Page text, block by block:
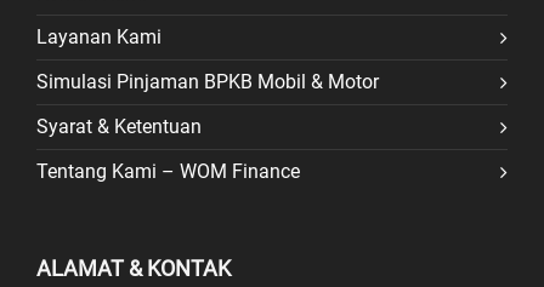
Layanan Kami
Simulasi Pinjaman BPKB Mobil & Motor
Syarat & Ketentuan
Tentang Kami – WOM Finance
ALAMAT & KONTAK